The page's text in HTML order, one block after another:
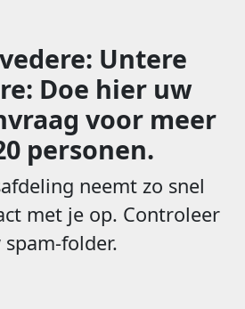
Untere
Doe hier uw
voor meer
personen.
neemt zo snel
met je op. Controleer
spam-folder.